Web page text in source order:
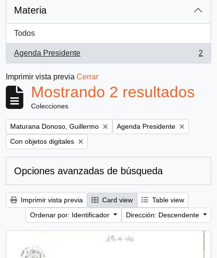
Materia
Todos
Agenda Presidente
, 2 resultados
2
Imprimir vista previa Cerrar
Mostrando 2 resultados
Colecciones
Remove filter:
Maturana Donoso, Guillermo Remove filter:
Agenda Presidente
Remove filter:
Con objetos digitales
Opciones avanzadas de búsqueda
Imprimir vista previa Card view
Table view
Ordenar por: Identificador
Dirección: Descendente